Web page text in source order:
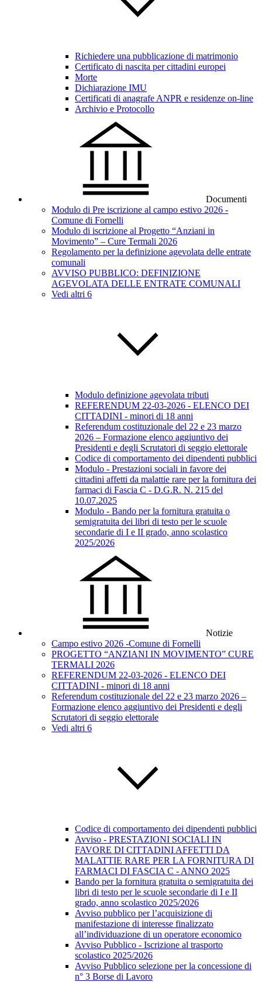
Richiedere una pubblicazione di matrimonio
Certificato di nascita per cittadini europei
Morte
Dichiarazione IMU
Certificati di anagrafe ANPR e residenze on-line
Archivio e Protocollo
Documenti
Modulo di Pre iscrizione al campo estivo 2026 -
Comune di Fornelli
Modulo di iscrizione al Progetto “Anziani in
Movimento” – Cure Termali 2026
Regolamento per la definizione agevolata delle entrate
comunali
AVVISO PUBBLICO: DEFINIZIONE
AGEVOLATA DELLE ENTRATE COMUNALI
Vedi altri 6
Modulo definizione agevolata tributi
REFERENDUM 22-03-2026 - ELENCO DEI
CITTADINI - minori di 18 anni
Referendum costituzionale del 22 e 23 marzo
2026 – Formazione elenco aggiuntivo dei
Presidenti e degli Scrutatori di seggio elettorale
Codice di comportamento dei dipendenti pubblici
Modulo - Prestazioni sociali in favore dei
cittadini affetti da malattie rare per la fornitura dei
farmaci di Fascia C - D.G.R. N. 215 del
10.07.2025
Modulo - Bando per la fornitura gratuita o
semigratuita dei libri di testo per le scuole
secondarie di I e II grado, anno scolastico
2025/2026
Notizie
Campo estivo 2026 -Comune di Fornelli
PROGETTO “ANZIANI IN MOVIMENTO” CURE
TERMALI 2026
REFERENDUM 22-03-2026 - ELENCO DEI
CITTADINI - minori di 18 anni
Referendum costituzionale del 22 e 23 marzo 2026 –
Formazione elenco aggiuntivo dei Presidenti e degli
Scrutatori di seggio elettorale
Vedi altri 6
Codice di comportamento dei dipendenti pubblici
Avviso - PRESTAZIONI SOCIALI IN
FAVORE DI CITTADINI AFFETTI DA
MALATTIE RARE PER LA FORNITURA DI
FARMACI DI FASCIA C - ANNO 2025
Bando per la fornitura gratuita o semigratuita dei
libri di testo per le scuole secondarie di I e II
grado, anno scolastico 2025/2026
Avviso pubblico per l’acquisizione di
manifestazione di interesse finalizzato
all’individuazione di un operatore economico
Avviso Pubblico - Iscrizione al trasporto
scolastico 2025/2026
Avviso Pubblico selezione per la concessione di
n° 3 Borse di Lavoro